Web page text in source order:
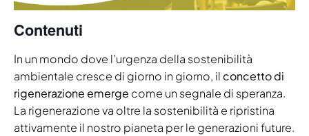
Contenuti
In un mondo dove l’urgenza della sostenibilità
ambientale cresce di giorno in giorno, il concetto di
rigenerazione emerge come un segnale di speranza.
La rigenerazione va oltre la sostenibilità e ripristina
attivamente il nostro pianeta per le generazioni future.